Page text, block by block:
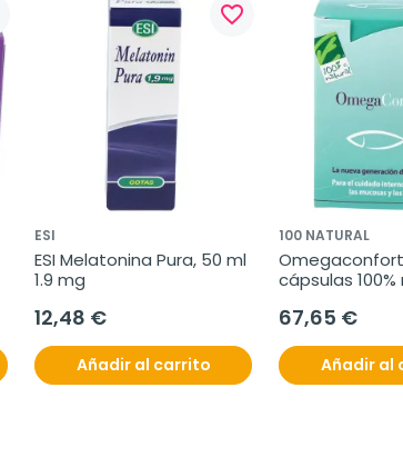
favorite_border
ESI
ESI Melatonina Pura, 50 ml
1.9 mg
12,48 €
Añadir al carrito
100 NATURAL
Omegaconfort
cápsulas
67,65 €
Añadir al